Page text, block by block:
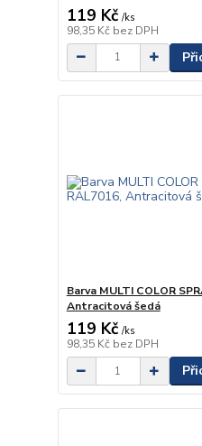
119 Kč /ks
98,35 Kč bez DPH
Barva MULTI COLOR
Antracitová šedá
119 Kč /ks
98,35 Kč bez DPH